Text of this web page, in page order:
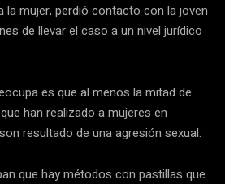
la mujer, perdió contacto con la joven
de llevar el caso a un nivel jurídico
es que al menos la mitad de
han realizado a mujeres en
resultado de una agresión sexual.
que hay métodos con pastillas que